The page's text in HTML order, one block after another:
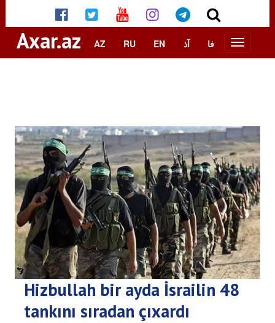
Axar.az AZ RU EN آذ فا
Hizbullah bir ayda İsrailin 48
tankını sıradan çıxardı